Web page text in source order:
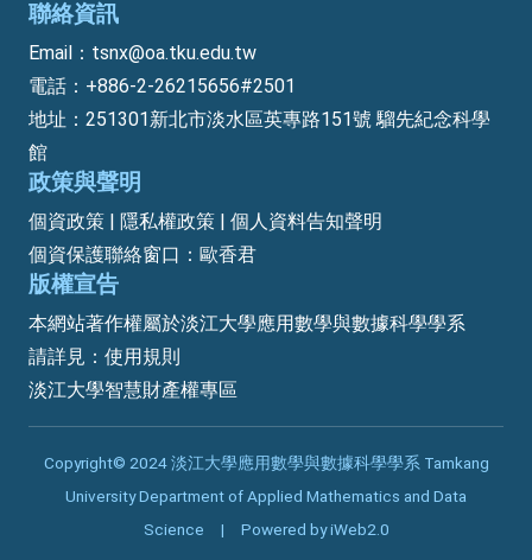
聯絡資訊
Email：tsnx@oa.tku.edu.tw
電話：+886-2-26215656#2501
地址：251301新北市淡水區英專路151號 騮先紀念科學
館
政策與聲明
個資政策 | 隱私權政策 | 個人資料告知聲明
個資保護聯絡窗口：歐香君
版權宣告
本網站著作權屬於淡江大學應用數學與數據科學學系
請詳見： 使用規則
淡江大學智慧財產權專區
Copyright© 2024 淡江大學應用數學與數據科學學系 Tamkang
University Department of Applied Mathematics and Data
Science | Powered by iWeb2.0